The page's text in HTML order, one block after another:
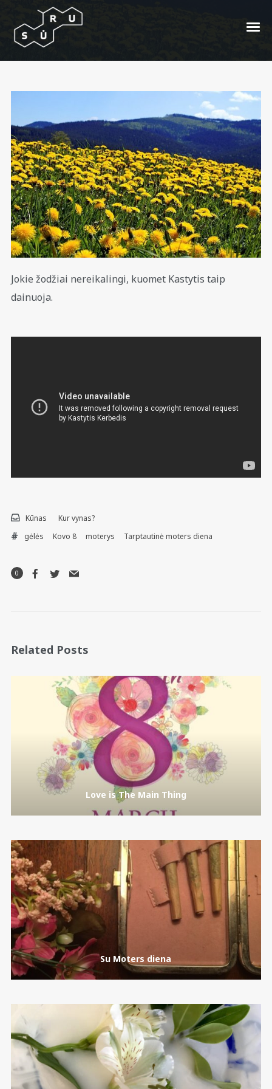
Aštuntoji kovo diena
Posted On2017/03/08 InKūnas byAndrzej
Bong
Jokie žodžiai nereikalingi, kuomet Kastytis taip
dainuoja.
Kūnas
Kur vynas?
gėlės
Kovo 8 moterys Tarptautinė moters diena
0
Related Posts
Love is The Main Thing
Su Moters diena